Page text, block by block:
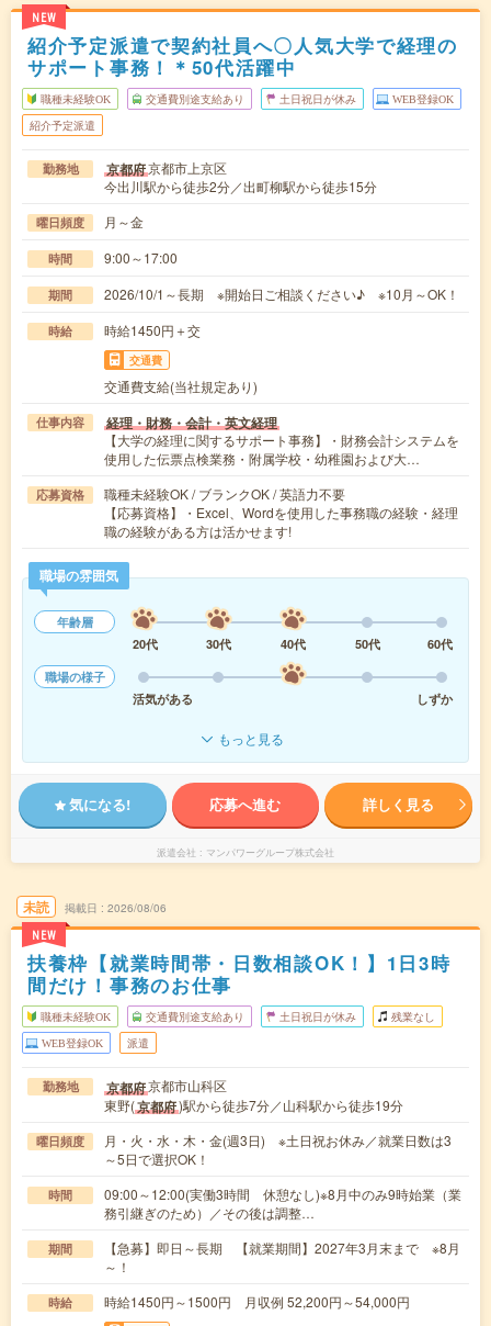
NEW
紹介予定派遣で契約社員へ〇人気大学で経理の
サポート事務！＊50代活躍中
職種未経験OK 交通費別途支給あり 土日祝日が休み WEB登録OK
紹介予定派遣
勤務地 京都府京都市上京区
今出川駅から徒歩2分／出町柳駅から徒歩15分
曜日頻度 月～金
時間 9:00～17:00
期間 2026/10/1～長期 ※開始日ご相談ください♪ ※10月～OK！
時給 時給1450円＋交
交通費
交通費支給(当社規定あり)
仕事内容 経理・財務・会計・英文経理
【大学の経理に関するサポート事務】・財務会計システムを
使用した伝票点検業務・附属学校・幼稚園および大…
応募資格
職種未経験OK / ブランクOK / 英語力不要
【応募資格】・Excel、Wordを使用した事務職の経験・経理
職の経験がある方は活かせます!
職場の雰囲気
年齢層
20代
30代 40代 50代
60代
職場の様子
活気がある
しずか
もっと見る
気になる! 応募へ進む 詳しく見る
派遣会社 マンパワーグループ株式会社
未読
NEW
掲載日 2026/08/06
扶養枠【就業時間帯・日数相談OK！】1日3時
間だけ！事務のお仕事
職種未経験OK 交通費別途支給あり 土日祝日が休み 残業なし
WEB登録OK 派遣
勤務地 京都府京都市山科区
東野(京都府)駅から徒歩7分／山科駅から徒歩19分
曜日頻度
月・火・水・木・金(週3日) ※土日祝お休み／就業日数は3
～5日で選択OK！
時間
09:00～12:00(実働3時間 休憩なし)※8月中のみ9時始業（業
務引継ぎのため）／その後は調整…
期間
【急募】即日～長期 【就業期間】2027年3月末まで ※8月
～！
時給 時給1450円～1500円 月収例 52,200円～54,000円